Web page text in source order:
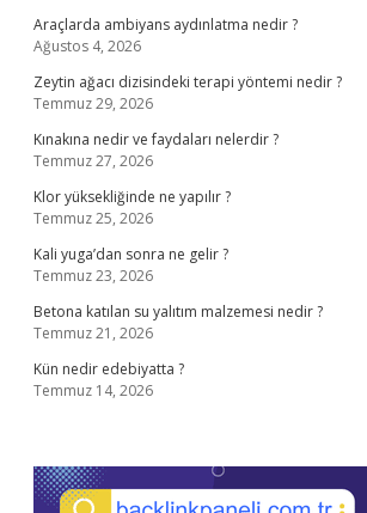
Araçlarda ambiyans aydınlatma nedir ?
Ağustos 4, 2026
Zeytin ağacı dizisindeki terapi yöntemi nedir ?
Temmuz 29, 2026
Kınakına nedir ve faydaları nelerdir ?
Temmuz 27, 2026
Klor yüksekliğinde ne yapılır ?
Temmuz 25, 2026
Kali yuga’dan sonra ne gelir ?
Temmuz 23, 2026
Betona katılan su yalıtım malzemesi nedir ?
Temmuz 21, 2026
Kün nedir edebiyatta ?
Temmuz 14, 2026